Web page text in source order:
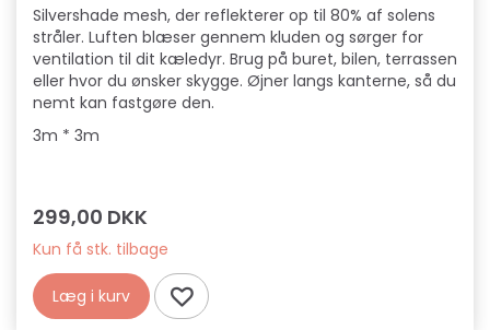
Silvershade mesh, der reflekterer op til 80% af solens
stråler. Luften blæser gennem kluden og sørger for
ventilation til dit kæledyr. Brug på buret, bilen, terrassen
eller hvor du ønsker skygge. Øjner langs kanterne, så du
nemt kan fastgøre den.
3m * 3m
299,00 DKK
Kun få stk. tilbage
Læg i kurv